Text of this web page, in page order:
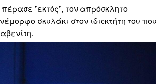
”εκτός”, τον απρόσκλητο
σκυλάκι στον ιδιοκτήτη του που